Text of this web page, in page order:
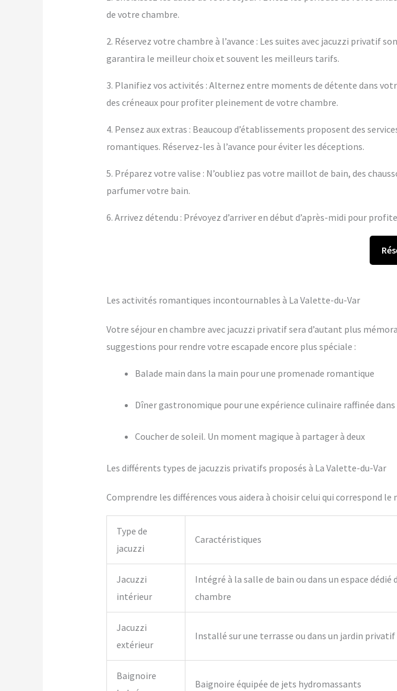
de votre chambre.
2. Réservez votre chambre à l’avance : Les suites avec jacuzzi privatif
garantira le meilleur choix et souvent les meilleurs tarifs.
3. Planifiez vos activités : Alternez entre moments de détente dans
des créneaux pour profiter pleinement de votre chambre.
4. Pensez aux extras : Beaucoup d’établissements proposent des
romantiques. Réservez-les à l’avance pour éviter les déceptions.
5. Préparez votre valise : N’oubliez pas votre maillot de bain, des
parfumer votre bain.
6. Arrivez détendu : Prévoyez d’arriver en début d’après-midi pour
Les activités romantiques incontournables à La Valette-du-Var
Votre séjour en chambre avec jacuzzi privatif sera d’autant plus
suggestions pour rendre votre escapade encore plus spéciale :
Balade main dans la main pour une promenade romantique
Dîner gastronomique pour une expérience culinaire raffinée
Coucher de soleil. Un moment magique à partager à deux
Les différents types de jacuzzis privatifs proposés à La Valette-du-Var
Comprendre les différences vous aidera à choisir celui qui correspond le
Type de
jacuzzi
Caractéristiques
Jacuzzi
intérieur
Intégré à la salle de bain ou dans un espace dédié
chambre
Jacuzzi
extérieur
Installé sur une terrasse ou dans un jardin privatif
Baignoire
Baignoire équipée de jets hydromassants